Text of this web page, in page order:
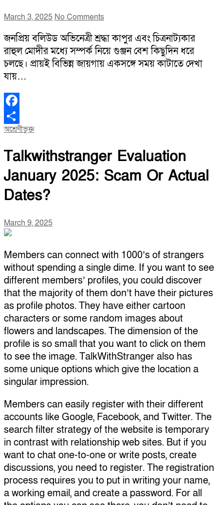
March 3, 2025 No Comments
জনপ্রিয় বলিউড অভিনেত্রী শ্রদ্ধা কাপুর এবং চিত্রনাট্যকার
রাহুল মোদীর মধ্যে সম্পর্ক নিয়ে গুঞ্জন বেশ কিছুদিন ধরে
চলছে। প্রায়ই বিভিন্ন জায়গায় একসঙ্গে সময় কাটাতে দেখা
যায়…
Facebook
Share
অশ্রেণীভুক্ত
Talkwithstranger Evaluation
January 2025: Scam Or Actual
Dates?
March 9, 2025
Members can connect with 1000’s of strangers
without spending a single dime. If you want to see
different members’ profiles, you could discover
that the majority of them don’t have their pictures
as profile photos. They have either cartoon
characters or some random images about
flowers and landscapes. The dimension of the
profile is so small that you want to click on them
to see the image. TalkWithStranger also has
some unique options which give the location a
singular impression.
Members can easily register with their different
accounts like Google, Facebook, and Twitter. The
search filter strategy of the website is temporary
in contrast with relationship web sites. But if you
want to chat one-to-one or write posts, create
discussions, you need to register. The registration
process requires you to put in writing your name,
a working email, and create a password. For all